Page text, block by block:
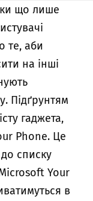
що лише
те, аби
на інші
Підґрунтям
гаджета,
Phone. Це
списку
Your
в